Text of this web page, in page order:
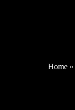
Home »